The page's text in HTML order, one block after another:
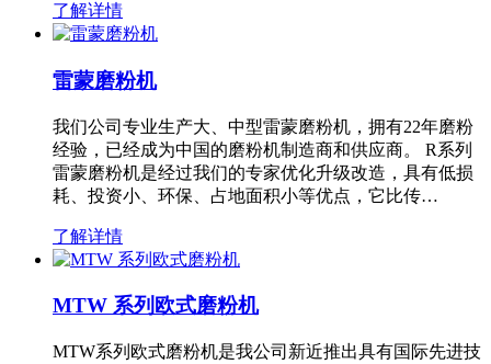
了解详情
雷蒙磨粉机
我们公司专业生产大、中型雷蒙磨粉机，拥有22年磨粉
经验，已经成为中国的磨粉机制造商和供应商。 R系列
雷蒙磨粉机是经过我们的专家优化升级改造，具有低损
耗、投资小、环保、占地面积小等优点，它比传…
了解详情
MTW 系列欧式磨粉机
MTW系列欧式磨粉机是我公司新近推出具有国际先进技